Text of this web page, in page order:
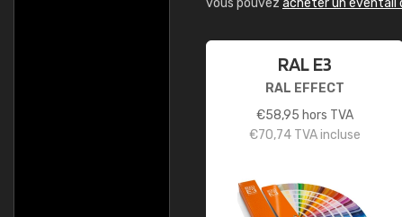
vous pouvez acheter un éventail
RAL E3
RAL EFFECT
€58,95 hors TVA
€70,74 TVA incluse